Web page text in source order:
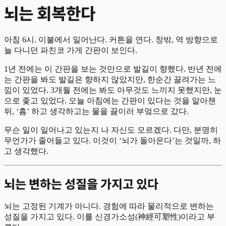
뇌는 회복한다
아침 6시. 이불에서 일어난다. 커튼을 연다. 창밖, 역 방향으로
늘 다니던 파친코 가게 간판이 보인다.
1년 전에는 이 간판을 보는 것만으로 발길이 향했다. 반년 전에
는 간판을 봐도 발길은 향하지 않았지만, 한순간 끌려가는 느
낌이 있었다. 3개월 전에는 봐도 아무것도 느끼지 못했지만, 눈
으로 좇고 있었다. 오늘 아침에는 간판이 있다는 것을 알아챈
뒤, ‘흠’ 하고 생각하고는 물을 끓이러 부엌으로 갔다.
무슨 일이 일어나고 있는지 나 자신도 모르겠다. 다만, 분명히
무언가가 줄어들고 있다. 이것이 ‘뇌가 돌아온다’는 것일까, 하
고 생각했다.
뇌는 변하는 성질을 가지고 있다
뇌는 고정된 기계가 아니다. 경험에 따라 물리적으로 변하는
성질을 가지고 있다. 이를 신경가소성(神經可塑性)이라고 부